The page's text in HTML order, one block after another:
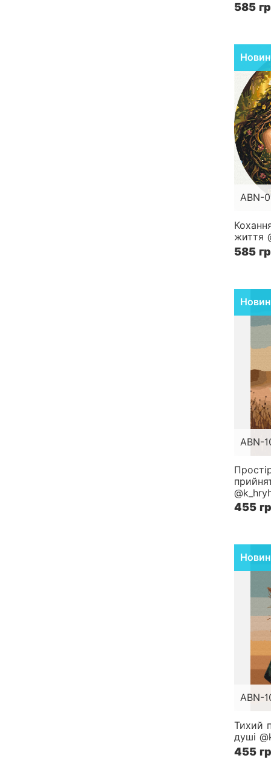
585
ABN-
Розмір
життя
585
ABN-
Розмір
455
ABN-
Розмір
Тихий
душі
455